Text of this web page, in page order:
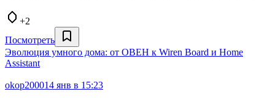
+2
Посмотреть
Эволюция умного дома: от ОВЕН к Wiren Board и Home
Assistant
okop200014 янв в 15:23